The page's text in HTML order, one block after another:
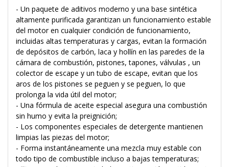
- Un paquete de aditivos moderno y una base sintética
altamente purificada garantizan un funcionamiento estable
del motor en cualquier condición de funcionamiento,
incluidas altas temperaturas y cargas, evitan la formación
de depósitos de carbón, laca y hollín en las paredes de la
cámara de combustión, pistones, tapones, válvulas , un
colector de escape y un tubo de escape, evitan que los
aros de los pistones se peguen y se peguen, lo que
prolonga la vida útil del motor;
- Una fórmula de aceite especial asegura una combustión
sin humo y evita la preignición;
- Los componentes especiales de detergente mantienen
limpias las piezas del motor;
- Forma instantáneamente una mezcla muy estable con
todo tipo de combustible incluso a bajas temperaturas;